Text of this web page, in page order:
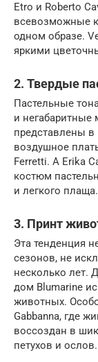
Etro и Roberto
всевозможные
одном образе.
яркими
2. Твердые
Пастельные
и
представлены
воздушное
Ferretti. А Erika
костюм
и легкого плаща.
3. Принт
Эта тенденция
сезонов, не
несколько лет.
дом Blumarine
животных.
Gabbanna, где
воссоздан в
петухов и ослов.